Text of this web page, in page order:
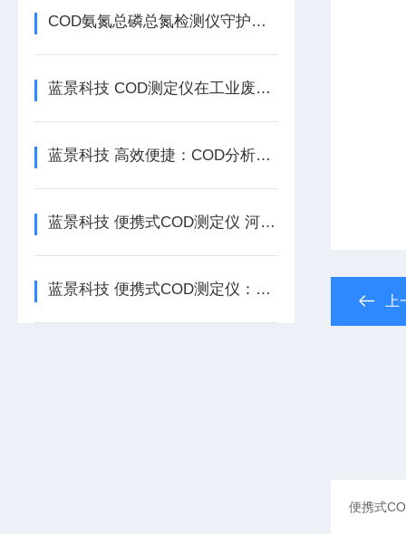
COD氨氮总磷总氮检测仪守护水质安全的“全能卫士”
蓝景科技 COD测定仪在工业废水监测中的应用与优势
蓝景科技 高效便捷：COD分析仪的核心优势解析
蓝景科技 便携式COD测定仪 河湖污染溯源应急助手
蓝景科技 便携式COD测定仪：1000万组数据存储，支持长期追溯与统计分析